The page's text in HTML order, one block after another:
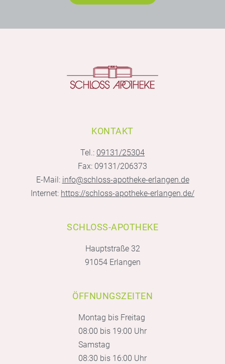
KONTAKT
Tel.: 09131/25304
Fax: 09131/206373
E-Mail: info@schloss-apotheke-erlangen.de
Internet: https://schloss-apotheke-erlangen.de/
SCHLOSS-APOTHEKE
Hauptstraße 32
91054 Erlangen
ÖFFNUNGSZEITEN
Montag bis Freitag
08:00 bis 19:00 Uhr
Samstag
08:30 bis 16:00 Uhr